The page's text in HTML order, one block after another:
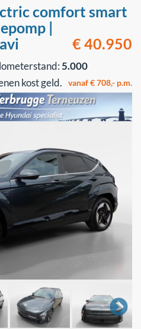
comfort smart
|
€ 40.950
5.000
vanaf € 708,- p.m.